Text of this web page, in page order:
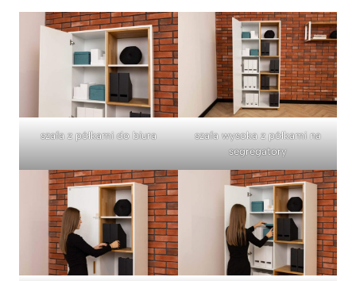
szafa z półkami do biura
szafa wysoka z półkami na
segregatory